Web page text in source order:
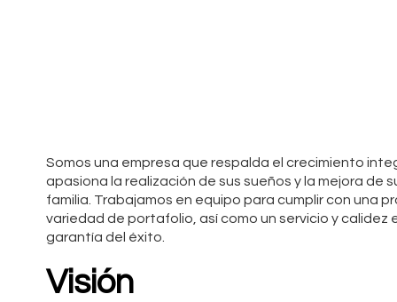
Somos una empresa que respalda el crecimiento
apasiona la realización de sus sueños y la mejora de
familia. Trabajamos en equipo para cumplir con una
variedad de portafolio, así como un servicio y calidez
garantía del éxito.
Visión